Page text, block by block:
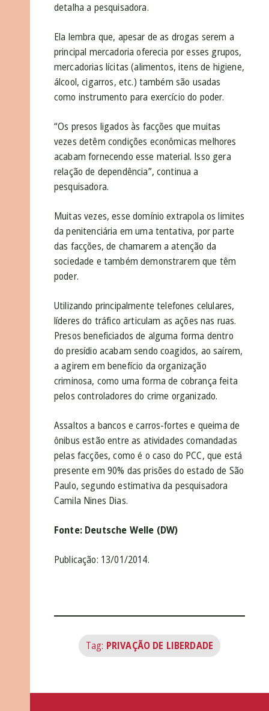
detalha a pesquisadora.
Ela lembra que, apesar de as drogas serem a
principal mercadoria oferecia por esses grupos,
mercadorias lícitas (alimentos, itens de higiene,
álcool, cigarros, etc.) também são usadas
como instrumento para exercício do poder.
“Os presos ligados às facções que muitas
vezes detêm condições econômicas melhores
acabam fornecendo esse material. Isso gera
relação de dependência”, continua a
pesquisadora.
Muitas vezes, esse domínio extrapola os limites
da penitenciária em uma tentativa, por parte
das facções, de chamarem a atenção da
sociedade e também demonstrarem que têm
poder.
Utilizando principalmente telefones celulares,
líderes do tráfico articulam as ações nas ruas.
Presos beneficiados de alguma forma dentro
do presídio acabam sendo coagidos, ao saírem,
a agirem em benefício da organização
criminosa, como uma forma de cobrança feita
pelos controladores do crime organizado.
Assaltos a bancos e carros-fortes e queima de
ônibus estão entre as atividades comandadas
pelas facções, como é o caso do PCC, que está
presente em 90% das prisões do estado de São
Paulo, segundo estimativa da pesquisadora
Camila Nines Dias.
Fonte: Deutsche Welle (DW)
Publicação: 13/01/2014.
Tag: PRIVAÇÃO DE LIBERDADE